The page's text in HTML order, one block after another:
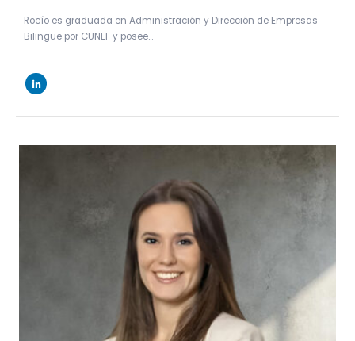
Rocío es graduada en Administración y Dirección de Empresas
Bilingüe por CUNEF y posee…